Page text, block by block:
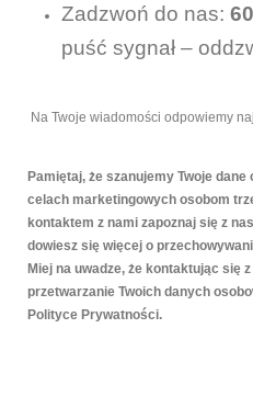
Zadzwoń do nas:
puść sygnał –
Na Twoje wiadomości odpowiemy
Pamiętaj, że szanujemy Twoje
celach marketingowych osobom
kontaktem z nami zapoznaj się z
dowiesz się więcej o
Miej na uwadze, że kontaktując się
przetwarzanie Twoich danych
Polityce Prywatności.